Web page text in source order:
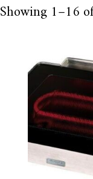
Showing 1–16